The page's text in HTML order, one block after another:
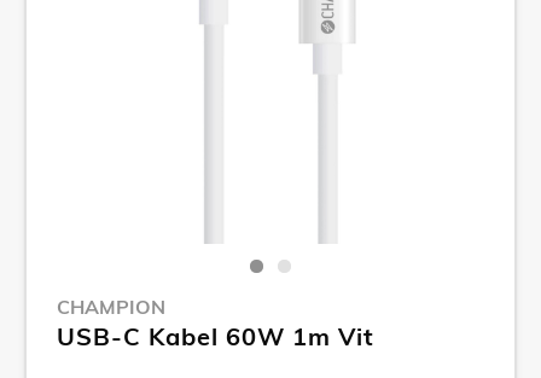
CHAMPION
USB-C Kabel 60W 1m Vit